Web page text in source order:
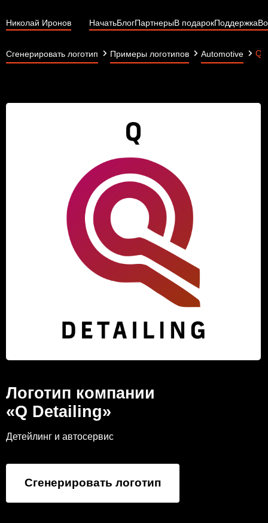
Николай Иронов НачатьБлогПартнерыВ подарокПоддержка
Сгенерировать логотип Примеры логотипов Automotive Q
Логотип компании
«Q Detailing»
Детейлинг и автосервис
Сгенерировать логотип